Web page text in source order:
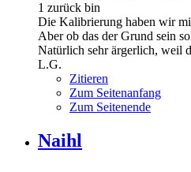
1 zurück bin
Die Kalibrierung haben wir
Aber ob das der Grund sein
Natürlich sehr ärgerlich, weil
L.G.
Zitieren
Zum Seitenanfang
Zum Seitenende
Naihl